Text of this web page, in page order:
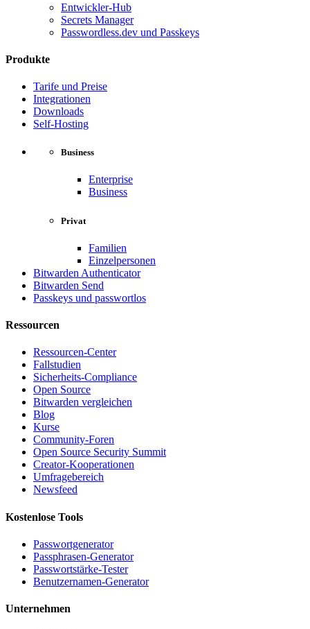
Entwickler-Hub
Secrets Manager
Passwordless.dev und Passkeys
Produkte
Tarife und Preise
Integrationen
Downloads
Self-Hosting
Business
Enterprise
Business
Privat
Familien
Einzelpersonen
Bitwarden Authenticator
Bitwarden Send
Passkeys und passwortlos
Ressourcen
Ressourcen-Center
Fallstudien
Sicherheits-Compliance
Open Source
Bitwarden vergleichen
Blog
Kurse
Community-Foren
Open Source Security Summit
Creator-Kooperationen
Umfragebereich
Newsfeed
Kostenlose Tools
Passwortgenerator
Passphrasen-Generator
Passwortstärke-Tester
Benutzernamen-Generator
Unternehmen